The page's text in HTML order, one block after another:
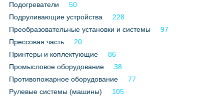
Личности
Словарь
Отзывы
Все службы
Подогреватели
50
Подруливающие устройства
228
Преобразовательные установки и системы
97
Прессовая часть
20
Принтеры и коплектующие
86
Промысловое оборудование
38
Противопожарное оборудование
77
Рулевые системы (машины)
105